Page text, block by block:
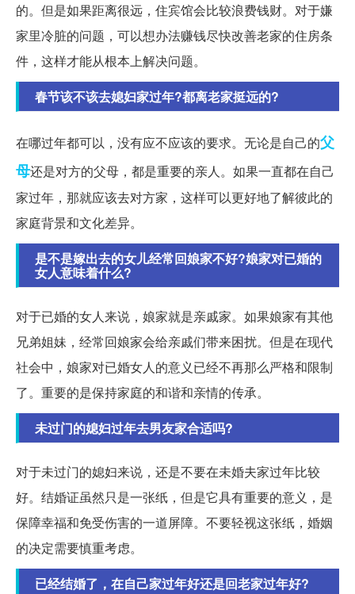
的。但是如果距离很远，住宾馆会比较浪费钱财。对于嫌
家里冷脏的问题，可以想办法赚钱尽快改善老家的住房条
件，这样才能从根本上解决问题。
春节该不该去媳妇家过年?都离老家挺远的?
在哪过年都可以，没有应不应该的要求。无论是自己的父
母还是对方的父母，都是重要的亲人。如果一直都在自己
家过年，那就应该去对方家，这样可以更好地了解彼此的
家庭背景和文化差异。
是不是嫁出去的女儿经常回娘家不好?娘家对已婚的
女人意味着什么?
对于已婚的女人来说，娘家就是亲戚家。如果娘家有其他
兄弟姐妹，经常回娘家会给亲戚们带来困扰。但是在现代
社会中，娘家对已婚女人的意义已经不再那么严格和限制
了。重要的是保持家庭的和谐和亲情的传承。
未过门的媳妇过年去男友家合适吗?
对于未过门的媳妇来说，还是不要在未婚夫家过年比较
好。结婚证虽然只是一张纸，但是它具有重要的意义，是
保障幸福和免受伤害的一道屏障。不要轻视这张纸，婚姻
的决定需要慎重考虑。
已经结婚了，在自己家过年好还是回老家过年好?